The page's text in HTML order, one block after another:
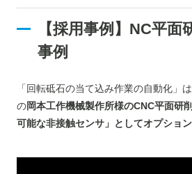
【採用事例】NC平面
事例
「回転砥石の当て込み作業の自動化」
の岡本工作機械製作所様のCNC平面研
可能な非接触センサ」としてオプション